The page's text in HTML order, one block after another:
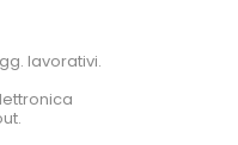
lavorativi.